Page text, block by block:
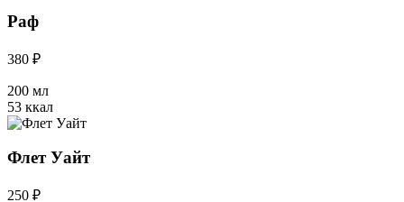
Раф
380 ₽
200 мл
53 ккал
Флет Уайт
250 ₽